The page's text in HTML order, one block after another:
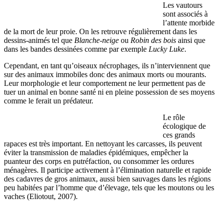
Les vautours
sont associés à
l’attente morbide
de la mort de leur proie. On les retrouve régulièrement dans les
dessins-animés tel que Blanche-neige ou Robin des bois ainsi que
dans les bandes dessinées comme par exemple Lucky Luke.
Cependant, en tant qu’oiseaux nécrophages, ils n’interviennent que
sur des animaux immobiles donc des animaux morts ou mourants.
Leur morphologie et leur comportement ne leur permettent pas de
tuer un animal en bonne santé ni en pleine possession de ses moyens
comme le ferait un prédateur.
Le rôle
écologique de
ces grands
rapaces est très important. En nettoyant les carcasses, ils peuvent
éviter la transmission de maladies épidémiques, empêcher la
puanteur des corps en putréfaction, ou consommer les ordures
ménagères. Il participe activement à l’élimination naturelle et rapide
des cadavres de gros animaux, aussi bien sauvages dans les régions
peu habitées par l’homme que d’élevage, tels que les moutons ou les
vaches (Eliotout, 2007).